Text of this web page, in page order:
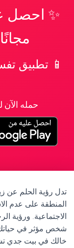
✨ احصل
حمله
تدل رؤية الحلم عن
المنطقة على عدم
الاجتماعية. ورؤية
شخص مؤثر في حياتك
خالك في بيت جدي